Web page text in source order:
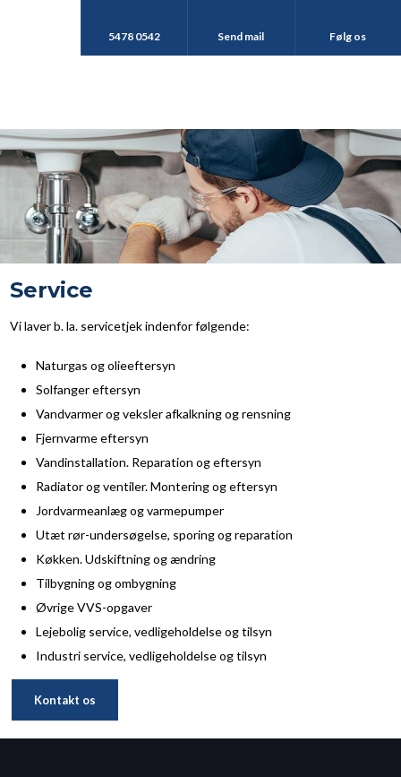
5478 0542 Send mail Følg os
​Service
​Vi laver b. la. servicetjek indenfor følgende:
Naturgas og olieeftersyn
Solfanger eftersyn
Vandvarmer og veksler afkalkning og rensning
Fjernvarme eftersyn
Vandinstallation. Reparation og eftersyn
Radiator og ventiler. Montering og eftersyn
Jordvarmeanlæg og varmepumper
Utæt rør-undersøgelse, sporing og reparation
Køkken. Udskiftning og ændring
Tilbygning og ombygning
Øvrige VVS-opgaver
Lejebolig service, vedligeholdelse og tilsyn
Industri service, vedligeholdelse og tilsyn​
Kontakt os